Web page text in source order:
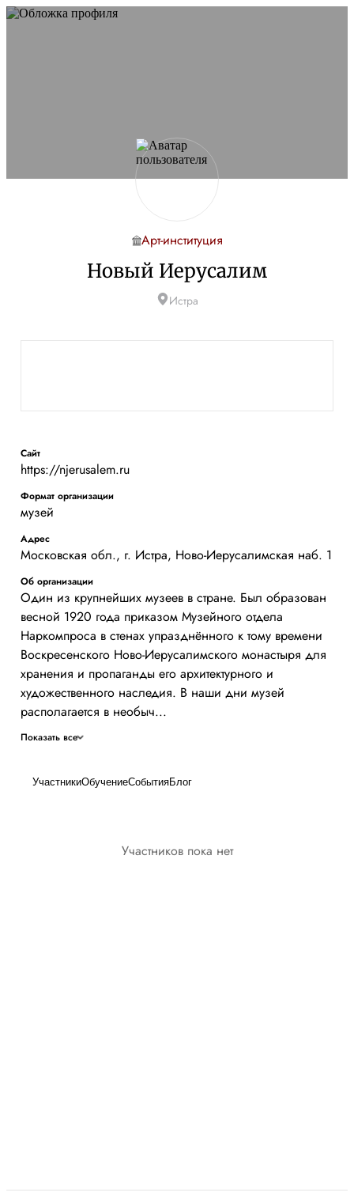
Арт-институция
Новый Иерусалим
Истра
Сайт
https://njerusalem.ru
Формат организации
музей
Адрес
Московская обл., г. Истра, Ново-Иерусалимская наб. 1
Об организации
Один из крупнейших музеев в стране. Был образован
весной 1920 года приказом Музейного отдела
Наркомпроса в стенах упразднённого к тому времени
Воскресенского Ново-Иерусалимского монастыря для
хранения и пропаганды его архитектурного и
художественного наследия. В наши дни музей
располагается в необыч...
Показать все
УчастникиОбучениеСобытияБлог
Участников пока нет